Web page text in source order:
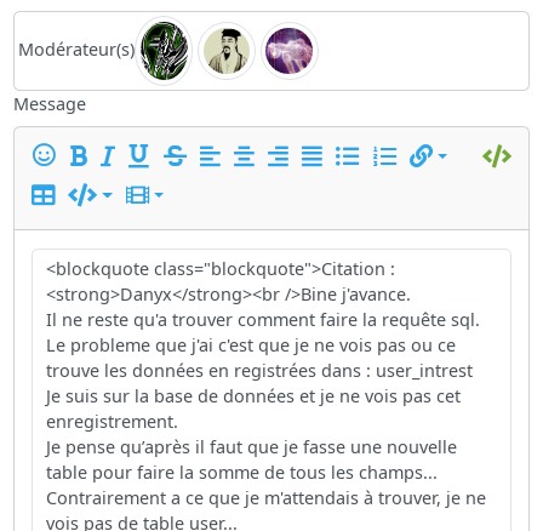
Modérateur(s)
Message